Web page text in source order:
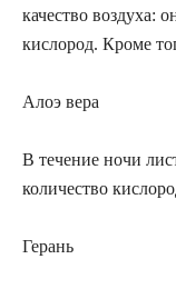
качество воздуха:
кислород. Кроме
Алоэ вера
В течение ночи
количество
Герань